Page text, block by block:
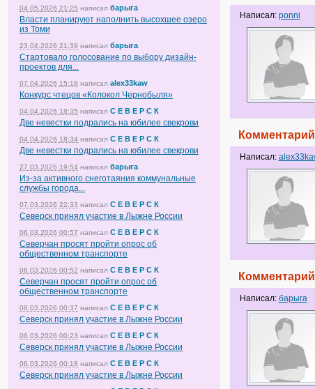
04.05.2026 21:25 написал барыга
Власти планируют наполнить высохшее озеро
из Томи
23.04.2026 21:39 написал барыга
Стартовало голосование по выбору дизайн-
проектов для...
07.04.2026 15:18 написал alex33kaw
Конкурс чтецов «Колокол Чернобыля»
04.04.2026 18:35 написал С Е В Е Р С К
Две невестки подрались на юбилее свекрови
04.04.2026 18:34 написал С Е В Е Р С К
Две невестки подрались на юбилее свекрови
27.03.2026 19:54 написал барыга
Из-за активного снеготаяния коммунальные
службы города...
07.03.2026 22:33 написал С Е В Е Р С К
Северск принял участие в Лыжне России
06.03.2026 00:57 написал С Е В Е Р С К
Северчан просят пройти опрос об
общественном транспорте
06.03.2026 00:52 написал С Е В Е Р С К
Северчан просят пройти опрос об
общественном транспорте
06.03.2026 00:37 написал С Е В Е Р С К
Северск принял участие в Лыжне России
06.03.2026 00:23 написал С Е В Е Р С К
Северск принял участие в Лыжне России
06.03.2026 00:18 написал С Е В Е Р С К
Северск принял участие в Лыжне России
Написал: ponni
Написал:
Написал: барыга